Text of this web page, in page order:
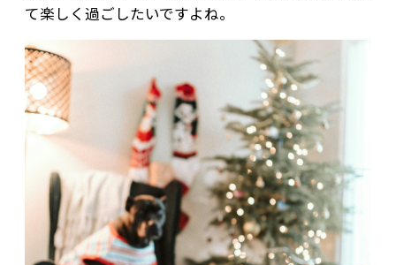
て楽しく過ごしたいですよね。